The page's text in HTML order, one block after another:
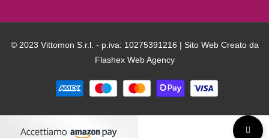
© 2023 Vittomon S.r.l. - p.iva: 10275391216 | Sito Web Creato da
Flashex Web Agency